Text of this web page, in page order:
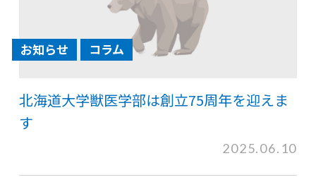
お知らせ コラム
北海道大学獣医学部は創立75周年を迎えま
す
2025.06.10